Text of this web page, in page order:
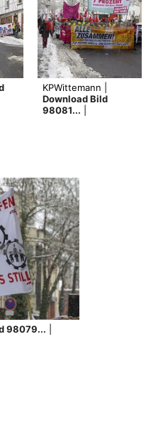
KPWittemann |
Download Bild
98081...
98079...